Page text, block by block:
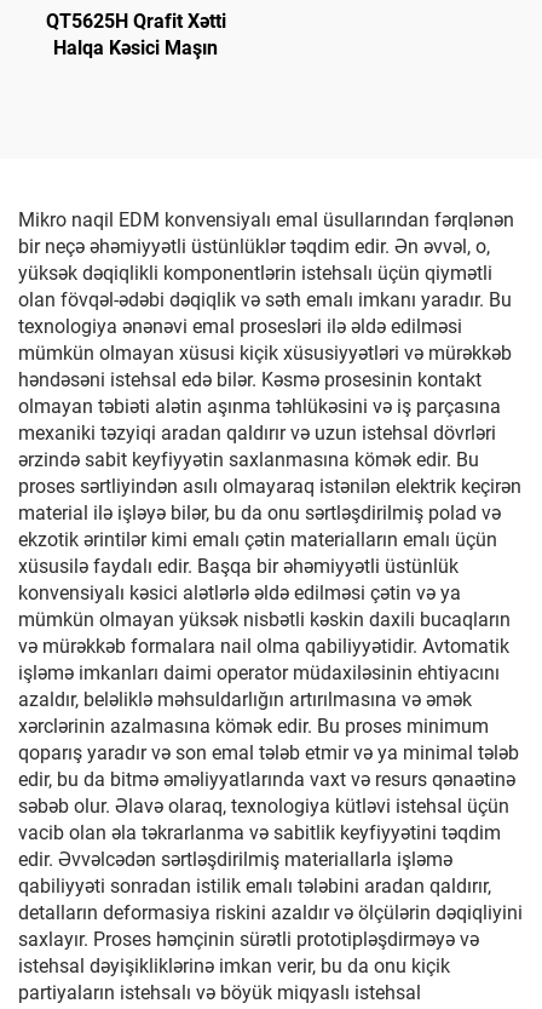
QT5625H Qrafit Xətti
Halqa Kəsici Maşın
Mikro naqil EDM konvensiyalı emal üsullarından fərqlənən
bir neçə əhəmiyyətli üstünlüklər təqdim edir. Ən əvvəl, o,
yüksək dəqiqlikli komponentlərin istehsalı üçün qiymətli
olan fövqəl-ədəbi dəqiqlik və səth emalı imkanı yaradır. Bu
texnologiya ənənəvi emal prosesləri ilə əldə edilməsi
mümkün olmayan xüsusi kiçik xüsusiyyətləri və mürəkkəb
həndəsəni istehsal edə bilər. Kəsmə prosesinin kontakt
olmayan təbiəti alətin aşınma təhlükəsini və iş parçasına
mexaniki təzyiqi aradan qaldırır və uzun istehsal dövrləri
ərzində sabit keyfiyyətin saxlanmasına kömək edir. Bu
proses sərtliyindən asılı olmayaraq istənilən elektrik keçirən
material ilə işləyə bilər, bu da onu sərtləşdirilmiş polad və
ekzotik ərintilər kimi emalı çətin materialların emalı üçün
xüsusilə faydalı edir. Başqa bir əhəmiyyətli üstünlük
konvensiyalı kəsici alətlərlə əldə edilməsi çətin və ya
mümkün olmayan yüksək nisbətli kəskin daxili bucaqların
və mürəkkəb formalara nail olma qabiliyyətidir. Avtomatik
işləmə imkanları daimi operator müdaxiləsinin ehtiyacını
azaldır, beləliklə məhsuldarlığın artırılmasına və əmək
xərclərinin azalmasına kömək edir. Bu proses minimum
qoparış yaradır və son emal tələb etmir və ya minimal tələb
edir, bu da bitmə əməliyyatlarında vaxt və resurs qənaətinə
səbəb olur. Əlavə olaraq, texnologiya kütləvi istehsal üçün
vacib olan əla təkrarlanma və sabitlik keyfiyyətini təqdim
edir. Əvvəlcədən sərtləşdirilmiş materiallarla işləmə
qabiliyyəti sonradan istilik emalı tələbini aradan qaldırır,
detalların deformasiya riskini azaldır və ölçülərin dəqiqliyini
saxlayır. Proses həmçinin sürətli prototipləşdirməyə və
istehsal dəyişikliklərinə imkan verir, bu da onu kiçik
partiyaların istehsalı və böyük miqyaslı istehsal